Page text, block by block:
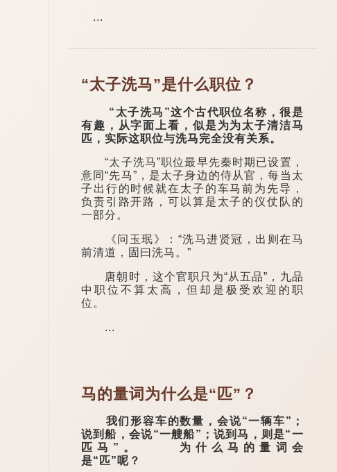
...
“太子洗马”是什么职位？
“太子洗马”这个古代职位名称，很是
有趣，从字面上看，似是为为太子清洁马
匹，实际这职位与洗马完全没有关系。
“太子洗马”职位最早先秦时期已设置，
意同“先马”，是太子身边的侍从官，每当太
子出行的时候就在太子的车马前为先导，
负责引路开路，可以算是太子的仪仗队的
一部分。
《问玉珉》：“洗马进贤冠，出则在马
前清道，固曰洗马。”
唐朝时，这个官职只为“从五品”，九品
中职位不算太高，但却是极受欢迎的职
位。
...
马的量词为什么是“匹”？
我们形容车的数量，会说“一辆车”；
说到船，会说“一艘船”；说到马，则是“一
匹马”。 为什么马的量词会
是“匹”呢？